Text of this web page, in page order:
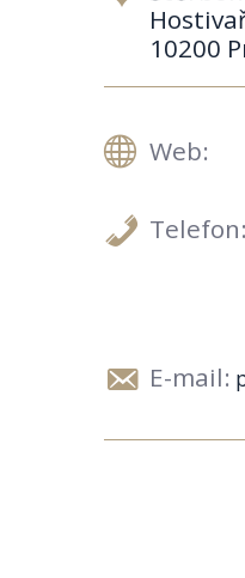
10200
Web:
Telefon:
E-mail: